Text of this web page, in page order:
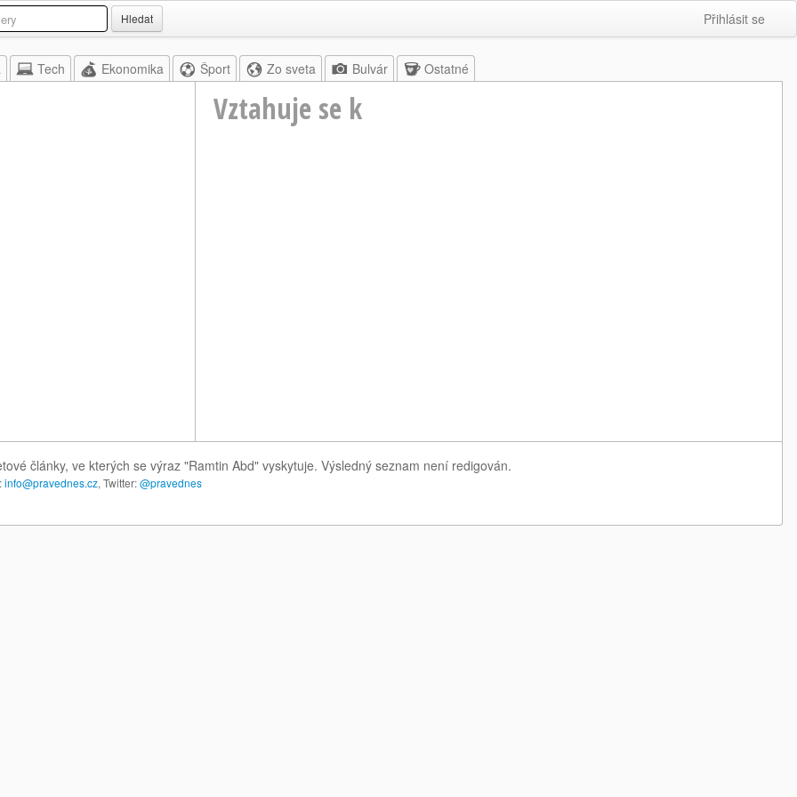
Hledat Přihlásit se
Tech Ekonomika Šport Zo sveta Bulvár Ostatné
Vztahuje se k
články, ve kterých se výraz "Ramtin Abd" vyskytuje. Výsledný seznam není redigován.
info@pravednes.cz, Twitter:@pravednes